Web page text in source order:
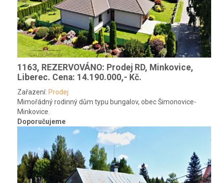
1163, REZERVOVÁNO: Prodej RD, Minkovice,
Liberec. Cena: 14.190.000,- Kč.
Zařazení: Prodej
Mimořádný rodinný dům typu bungalov, obec Šimonovice-
Minkovice.
Doporučujeme